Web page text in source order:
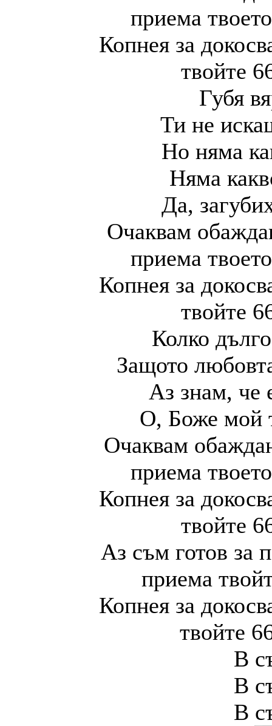
приема
Копнея за
твойте
Губя
Ти не
Но няма
Няма
Да,
Очаквам
приема
Копнея за
твойте
Колко
Защото
Аз знам, че
О, Боже мой
Очаквам
приема
Копнея за
твойте
Аз съм готов за
приема
Копнея за
твойте
В
В
В